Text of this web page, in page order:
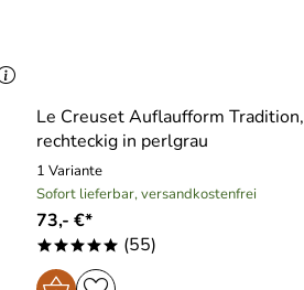
Le Creuset Auflaufform Tradition,
rechteckig in perlgrau
1 Variante
Sofort lieferbar, versandkostenfrei
73,- €*
***** (55)